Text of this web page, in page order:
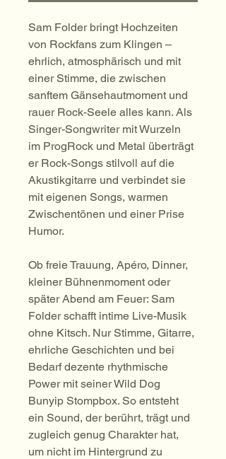
Sam Folder bringt Hochzeiten
von Rockfans zum Klingen –
ehrlich, atmosphärisch und mit
einer Stimme, die zwischen
sanftem Gänsehautmoment und
rauer Rock-Seele alles kann. Als
Singer-Songwriter mit Wurzeln
im ProgRock und Metal überträgt
er Rock-Songs stilvoll auf die
Akustikgitarre und verbindet sie
mit eigenen Songs, warmen
Zwischentönen und einer Prise
Humor.
Ob freie Trauung, Apéro, Dinner,
kleiner Bühnenmoment oder
später Abend am Feuer: Sam
Folder schafft intime Live-Musik
ohne Kitsch. Nur Stimme, Gitarre,
ehrliche Geschichten und bei
Bedarf dezente rhythmische
Power mit seiner Wild Dog
Bunyip Stompbox. So entsteht
ein Sound, der berührt, trägt und
zugleich genug Charakter hat,
um nicht im Hintergrund zu